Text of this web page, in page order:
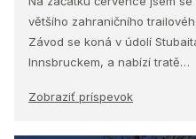
většího zahraničního
Závod se koná v údolí
Innsbruckem, a nabízí tratě…
Zobraziť príspevok